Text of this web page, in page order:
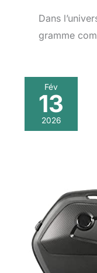
Dans
gramme
Fév
13
2026